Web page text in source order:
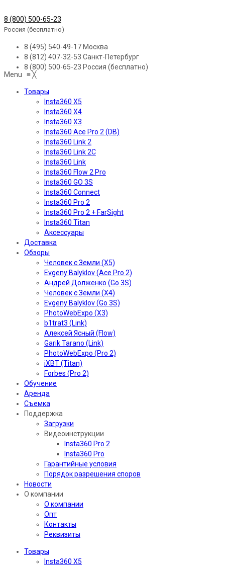
8 (800) 500-65-23
Россия (бесплатно)
8 (495) 540-49-17 Москва
8 (812) 407-32-53 Санкт-Петербург
8 (800) 500-65-23 Россия (бесплатно)
Menu ≡╳
Товары
Insta360 X5
Insta360 X4
Insta360 X3
Insta360 Ace Pro 2 (DB)
Insta360 Link 2
Insta360 Link 2C
Insta360 Link
Insta360 Flow 2 Pro
Insta360 GO 3S
Insta360 Connect
Insta360 Pro 2
Insta360 Pro 2 + FarSight
Insta360 Titan
Аксессуары
Доставка
Обзоры
Человек с Земли (X5)
Evgeny Balyklov (Ace Pro 2)
Андрей Долженко (Go 3S)
Человек с Земли (X4)
Evgeny Balyklov (Go 3S)
PhotoWebExpo (X3)
b1trat3 (Link)
Алексей Ясный (Flow)
Garik Tarano (Link)
PhotoWebExpo (Pro 2)
iXBT (Titan)
Forbes (Pro 2)
Обучение
Аренда
Съемка
Поддержка
Загрузки
Видеоинструкции
Insta360 Pro 2
Insta360 Pro
Гарантийные условия
Порядок разрешения споров
Новости
О компании
О компании
Опт
Контакты
Реквизиты
Товары
Insta360 X5